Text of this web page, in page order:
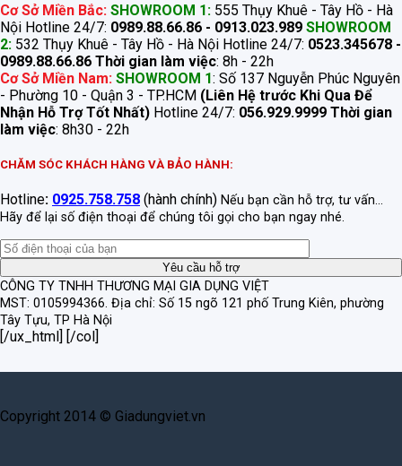
Cơ Sở Miền Bắc: SHOWROOM 1: 555 Thụy Khuê - Tây Hồ - Hà
Nội Hotline 24/7: 0989.88.66.86 - 0913.023.989 SHOWROOM
2: 532 Thụy Khuê - Tây Hồ - Hà Nội Hotline 24/7: 0523.345678 -
0989.88.66.86 Thời gian làm việc: 8h - 22h
Cơ Sở Miền Nam: SHOWROOM 1: Số 137 Nguyễn Phúc Nguyên
- Phường 10 - Quận 3 - TP.HCM (Liên Hệ trước Khi Qua Để
Nhận Hỗ Trợ Tốt Nhất) Hotline 24/7: 056.929.9999 Thời gian
làm việc: 8h30 - 22h
CHĂM SÓC KHÁCH HÀNG VÀ BẢO HÀNH:
Hotline: 0925.758.758 (hành chính) Nếu bạn cần hỗ trợ, tư vấn...
Hãy để lại số điện thoại để chúng tôi gọi cho bạn ngay nhé.
CÔNG TY TNHH THƯƠNG MẠI GIA DỤNG VIỆT
MST: 0105994366. Địa chỉ: Số 15 ngõ 121 phố Trung Kiên, phường
Tây Tựu, TP Hà Nội
[/ux_html] [/col]
Copyright 2014 © Giadungviet.vn